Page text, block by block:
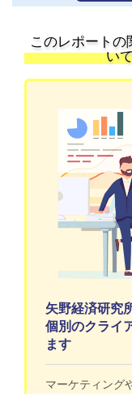
このレポートの
い
矢野経済研究
個別のクライ
ます
マーケティング